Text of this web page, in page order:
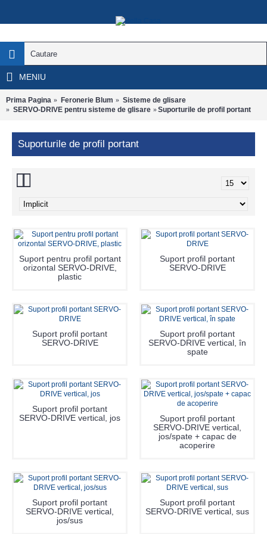
MENIU
Prima Pagina Feronerie Blum
Sisteme de glisare
SERVO-DRIVE pentru sisteme de glisare
Suporturile de profil portant
Suporturile de profil portant
Suport pentru profil portant
orizontal SERVO-DRIVE,
plastic
Suport profil portant
SERVO-DRIVE
Suport profil portant
SERVO-DRIVE
Suport profil portant
SERVO-DRIVE vertical, în
spate
Suport profil portant
SERVO-DRIVE vertical, jos
Suport profil portant
SERVO-DRIVE vertical,
jos/spate + capac de
acoperire
Suport profil portant
SERVO-DRIVE vertical,
jos/sus
Suport profil portant
SERVO-DRIVE vertical, sus